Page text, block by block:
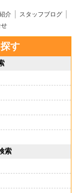
介
スタッフブログ
せ
す
索